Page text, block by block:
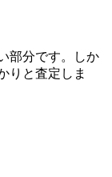
部分です。しか
りと査定しま